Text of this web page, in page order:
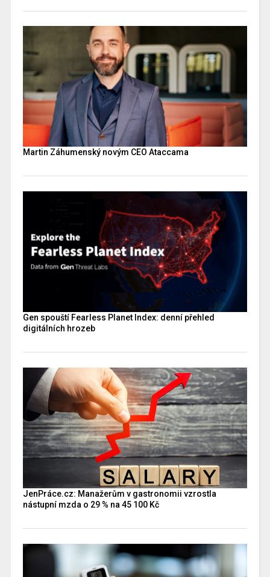
Martin Záhumenský novým CEO Ataccama
Gen spouští Fearless Planet Index: denní přehled
digitálních hrozeb
JenPráce.cz: Manažerům v gastronomii vzrostla
nástupní mzda o 29 % na 45 100 Kč